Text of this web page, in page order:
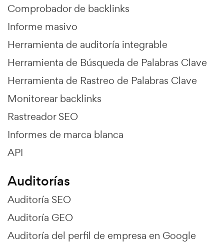
Comprobador de backlinks
Informe masivo
Herramienta de auditoría integrable
Herramienta de Búsqueda de Palabras Clave
Herramienta de Rastreo de Palabras Clave
Monitorear backlinks
Rastreador SEO
Informes de marca blanca
API
Auditorías
Auditoría SEO
Auditoría GEO
Auditoría del perfil de empresa en Google